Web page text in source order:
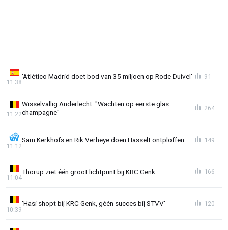
'Atlético Madrid doet bod van 35 miljoen op Rode Duivel'
11:38
91
Wisselvallig Anderlecht: "Wachten op eerste glas
champagne"
11:22
264
Sam Kerkhofs en Rik Verheye doen Hasselt ontploffen
11:12
149
Thorup ziet één groot lichtpunt bij KRC Genk
11:04
166
'Hasi shopt bij KRC Genk, géén succes bij STVV'
10:39
120